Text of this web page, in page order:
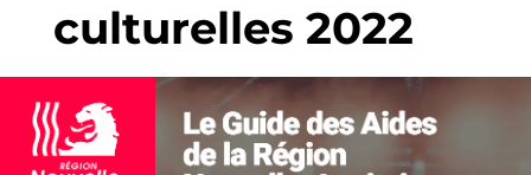
culturelles 2022